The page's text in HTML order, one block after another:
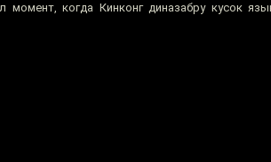
момент, когда Кинконг диназабру кусок